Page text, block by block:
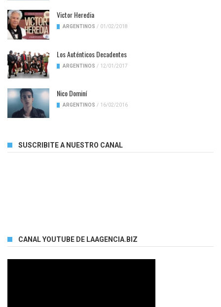
Victor Heredia
ARGENTINOS / 01/02/2018
Los Auténticos Decadentes
ARGENTINOS / 12/01/2017
Nico Dominí
ARGENTINOS / 16/02/2016
SUSCRIBITE A NUESTRO CANAL
CANAL YOUTUBE DE LAAGENCIA.BIZ